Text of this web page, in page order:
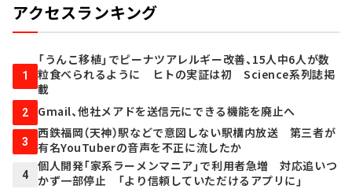
アクセスランキング
1
「うんこ移植」でピーナツアレルギー改善、15人中6人が数
粒食べられるように ヒトの実証は初 Science系列誌掲
載
2 Gmail、他社メアドを送信元にできる機能を廃止へ
3
西鉄福岡（天神）駅などで意図しない駅構内放送 第三者が
有名YouTuberの音声を不正に流したか
4
個人開発「家系ラーメンマニア」で利用者急増 対応追いつ
かず一部停止 「より信頼していただけるアプリに」